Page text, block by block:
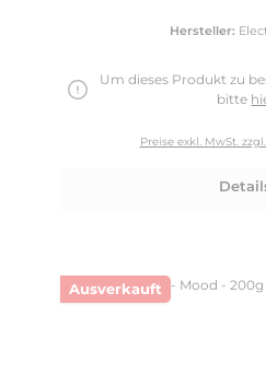
Hersteller:
Um dieses Produkt zu
bitte
Preise exkl. MwSt.
Ausverkauft